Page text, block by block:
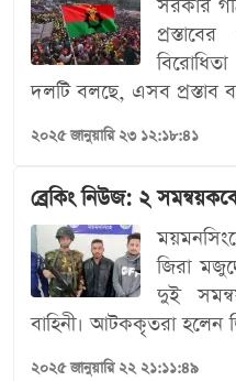
সরকার
দলটি বলছে, এসব প্রস্তাব
২০২৫ জানুয়ারি ২৩ ১২:১৮:৪১
ব্রেকিং নিউজ: ২
জিরা
দুই
বাহিনী। আটককৃতরা হলেন
২০২৫ জানুয়ারি ২২ ২১:১১:৪৯